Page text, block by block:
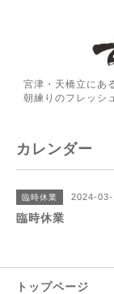
宮津・天橋立にあ
朝練りのフレッシ
カレンダー
臨時休業 2024-
臨時休業
トップページ